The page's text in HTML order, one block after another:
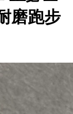
磨跑步